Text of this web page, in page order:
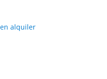
alquiler